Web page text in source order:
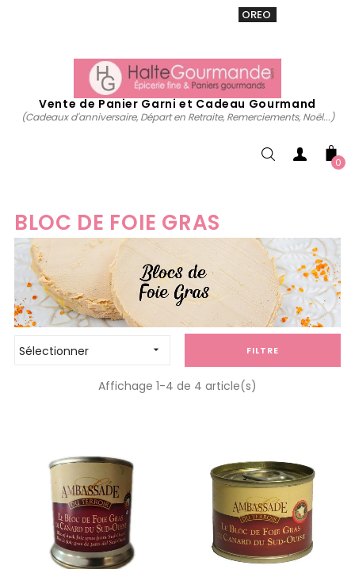
OREO
Vente de Panier Garni et Cadeau Gourmand
(Cadeaux d'anniversaire, Départ en Retraite, Remerciements, Noël...)
0
BLOC DE FOIE GRAS
Sélectionner  FILTRE
Affichage 1-4 de 4 article(s)